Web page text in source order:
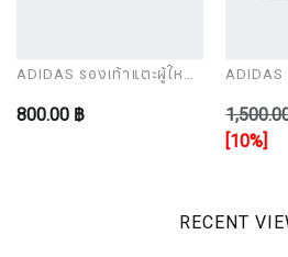
ADIDAS รองเท้าแตะผู้ใหญ่
800.00 ฿
[10%]
RECENT